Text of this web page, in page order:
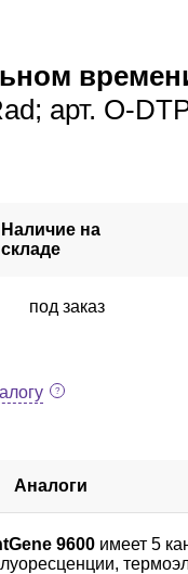
арт. О-
Наличие на
складе
под заказ
Аналоги
9600 имеет 5